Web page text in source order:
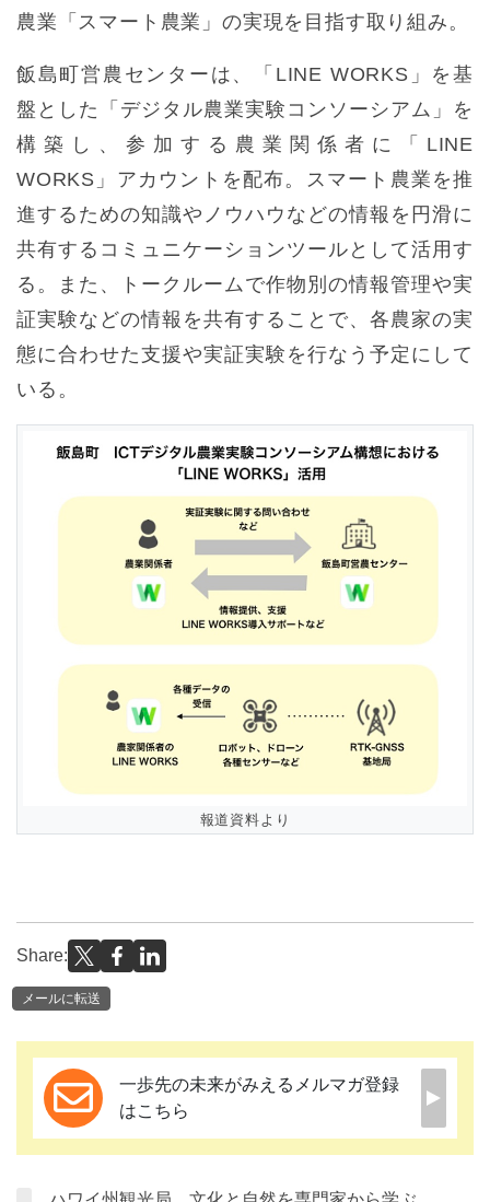
農業「スマート農業」の実現を目指す取り組み。
飯島町営農センターは、「LINE WORKS」を基
盤とした「デジタル農業実験コンソーシアム」を
構築し、参加する農業関係者に「LINE
WORKS」アカウントを配布。スマート農業を推
進するための知識やノウハウなどの情報を円滑に
共有するコミュニケーションツールとして活用す
る。また、トークルームで作物別の情報管理や実
証実験などの情報を共有することで、各農家の実
態に合わせた支援や実証実験を行なう予定にして
いる。
報道資料より
Share:
メールに転送
一歩先の未来がみえるメルマガ登録
はこちら